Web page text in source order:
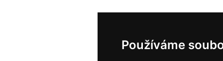
Používáme